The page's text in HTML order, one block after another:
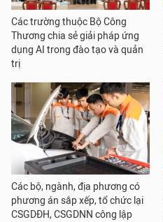
Các trường thuộc Bộ Công
Thương chia sẻ giải pháp ứng
dụng AI trong đào tạo và quản
trị
Các bộ, ngành, địa phương có
phương án sắp xếp, tổ chức lại
CSGDĐH, CSGDNN công lập